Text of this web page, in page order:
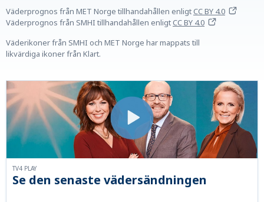
Väderprognos från MET Norge tillhandahållen enligtCC BY 4.0
Väderprognos från SMHI tillhandahållen enligtCC BY 4.0
Väderikoner från SMHI och MET Norge har mappats till
likvärdiga ikoner från Klart.
Se den senaste vädersändningen
TV4 PLAY